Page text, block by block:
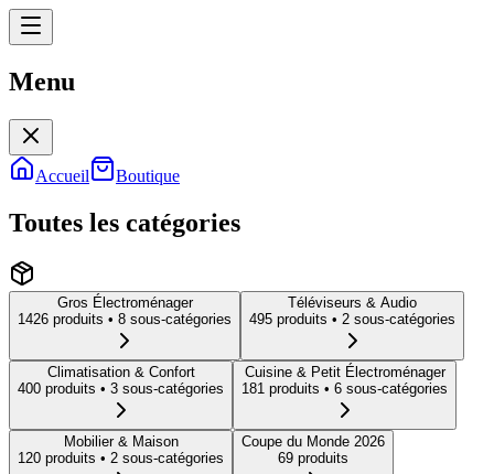
Menu
Accueil Boutique
Toutes les catégories
Gros Électroménager
1426 produits • 8 sous-catégories
Téléviseurs & Audio
495 produits • 2 sous-catégories
Climatisation & Confort
400 produits • 3 sous-catégories
Cuisine & Petit Électroménager
181 produits • 6 sous-catégories
Mobilier & Maison
120 produits • 2 sous-catégories
Coupe du Monde 2026
69 produits